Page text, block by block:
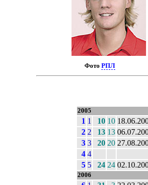
Фото РПЛ
2005
1 1 10 10
2 2 13 13
3 3 20 20
4 4
5 5 24 24
2006